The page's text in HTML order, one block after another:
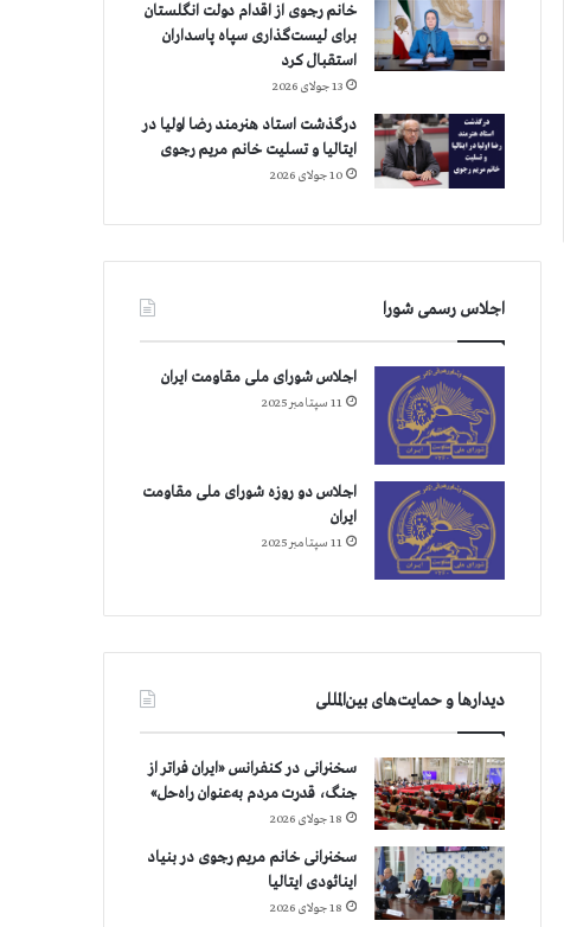
خانم رجوی از اقدام دولت انگلستان
برای لیست‌گذاری سپاه پاسداران
استقبال کرد
13 جولای 2026
درگذشت استاد هنرمند رضا اولیا در
ایتالیا و تسلیت خانم مریم رجوی
10 جولای 2026
اجلاس رسمی شورا
اجلاس شورای ملی مقاومت ایران
11 سپتامبر 2025
اجلاس دو روزه شورای ملی مقاومت
ایران
11 سپتامبر 2025
دیدارها و حمایت‌های بین‌المللی
سخنرانی در کنفرانس «ایران فراتر از
جنگ، قدرت مردم به‌عنوان راه‌حل»
18 جولای 2026
سخنرانی خانم مریم رجوی در بنیاد
اینائودی ایتالیا
18 جولای 2026